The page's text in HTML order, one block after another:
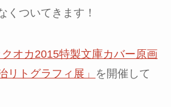
くついてきます！
オカ2015特製文庫カバー原画
リトグラフィ展」 を開催して